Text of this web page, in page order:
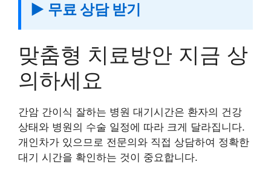
▶ 무료 상담 받기
맞춤형 치료방안 지금 상
의하세요
간암 간이식 잘하는 병원 대기시간은 환자의 건강
상태와 병원의 수술 일정에 따라 크게 달라집니다.
개인차가 있으므로 전문의와 직접 상담하여 정확한
대기 시간을 확인하는 것이 중요합니다.